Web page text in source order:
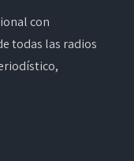
con
todas las radios